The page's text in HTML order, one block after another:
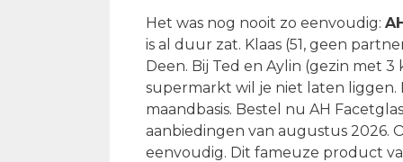
Het was nog nooit zo eenvoudig:
is al duur zat. Klaas (51, geen
Deen. Bij Ted en Aylin (gezin met
supermarkt wil je niet laten
maandbasis. Bestel nu AH
aanbiedingen van augustus 2026.
eenvoudig. Dit fameuze product